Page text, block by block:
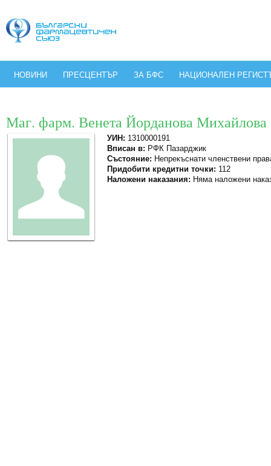
НОВИНИ ПРЕСЦЕНТЪР ЗА БФС НАЦИОНАЛЕН
Маг. фарм. Венета Йорданова Михайлова
УИН: 1310000191
Вписан в: РФК Пазарджик
Състояние: Непрекъснати членствени
Придобити кредитни точки: 112
Наложени наказания: Няма наложени